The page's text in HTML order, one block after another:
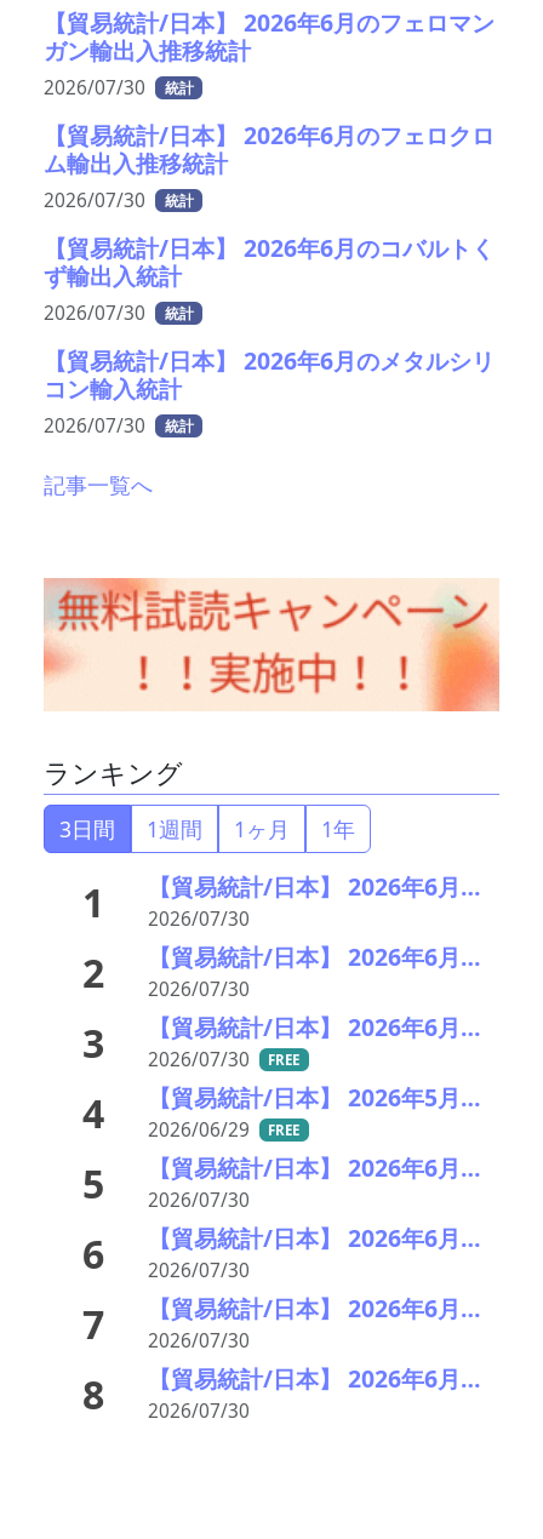
【貿易統計/日本】 2026年6月のフェロマン
ガン輸出入推移統計
2026/07/30 統計
【貿易統計/日本】 2026年6月のフェロクロ
ム輸出入推移統計
2026/07/30 統計
【貿易統計/日本】 2026年6月のコバルトく
ず輸出入統計
2026/07/30 統計
【貿易統計/日本】 2026年6月のメタルシリ
コン輸入統計
2026/07/30 統計
記事一覧へ
ランキング
3日間 1週間 1ヶ月 1年
1 【貿易統計/日本】 2026年6月の廃バッテリー輸出推移統計
2026/07/30
2 【貿易統計/日本】 2026年6月の日本のアルミスクラップ輸出入統計
2026/07/30
3 【貿易統計/日本】 2026年6月一覧表
2026/07/30 FREE
4 【貿易統計/日本】 2026年5月一覧表
2026/06/29 FREE
5 【貿易統計/日本】 2026年6月のフェロシリコン輸入統計
2026/07/30
6 【貿易統計/日本】 2026年6月の酸化鉄輸入統計
2026/07/30
7 【貿易統計/日本】 2026年6月のタングステンスクラップ輸出統計
2026/07/30
8 【貿易統計/日本】 2026年6月のモリブデン輸入推移統計
2026/07/30